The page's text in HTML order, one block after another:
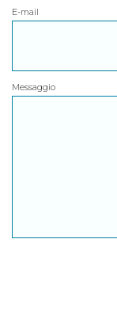
E-mail
Messaggio